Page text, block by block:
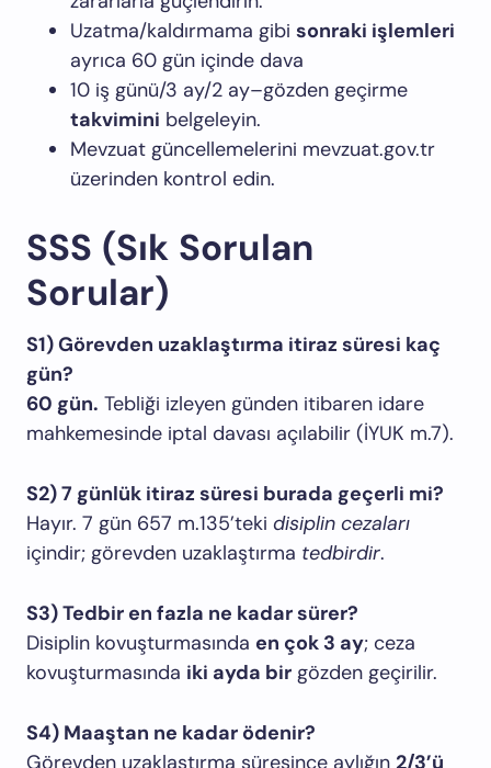
Uzatma/kaldırmama gibi sonraki işlemleri
ayrıca 60 gün içinde dava
10 iş günü/3 ay/2 ay–gözden geçirme
takvimini belgeleyin.
Mevzuat güncellemelerini mevzuat.gov.tr
üzerinden kontrol edin.
SSS (Sık Sorulan
Sorular)
S1) Görevden uzaklaştırma itiraz süresi kaç
gün?
60 gün. Tebliği izleyen günden itibaren idare
mahkemesinde iptal davası açılabilir (İYUK m.7).
S2) 7 günlük itiraz süresi burada geçerli mi?
Hayır. 7 gün 657 m.135’teki disiplin cezaları
içindir; görevden uzaklaştırma tedbirdir.
S3) Tedbir en fazla ne kadar sürer?
Disiplin kovuşturmasında en çok 3 ay; ceza
kovuşturmasında iki ayda bir gözden geçirilir.
S4) Maaştan ne kadar ödenir?
Görevden uzaklaştırma süresince aylığın 2/3’ü